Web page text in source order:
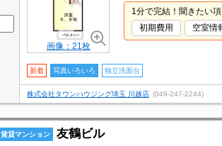
画像：21枚
1分で完結！聞きたい
初期費用
空室情
新着 写真いろいろ 独立洗面台
株式会社タウンハウジング埼玉 川越店 (049-247-2244)
賃貸マンション 友鶴ビル